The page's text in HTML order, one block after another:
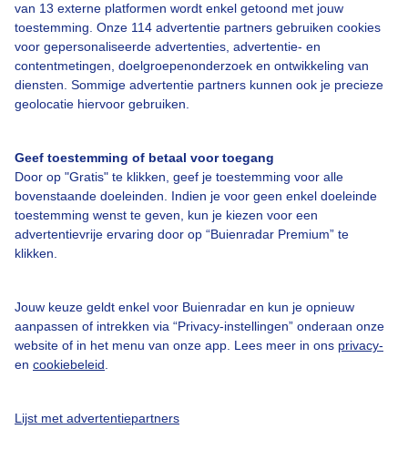
van 13 externe platformen wordt enkel getoond met jouw
toestemming. Onze 114 advertentie partners gebruiken cookies
voor gepersonaliseerde advertenties, advertentie- en
contentmetingen, doelgroepenonderzoek en ontwikkeling van
diensten. Sommige advertentie partners kunnen ook je precieze
geolocatie hiervoor gebruiken.
Geef toestemming of betaal voor toegang
Door op "Gratis" te klikken, geef je toestemming voor alle
bovenstaande doeleinden. Indien je voor geen enkel doeleinde
toestemming wenst te geven, kun je kiezen voor een
advertentievrije ervaring door op “Buienradar Premium” te
klikken.
Jouw keuze geldt enkel voor Buienradar en kun je opnieuw
aanpassen of intrekken via “Privacy-instellingen” onderaan onze
website of in het menu van onze app. Lees meer in ons privacy-
en cookiebeleid
Lijst met advertentiepartners
Over Buienradar
Bedrijfsgegevens
Contact
Toegankelijkheid
Gebruikersvoorwaarden
Adverteren
Privacy beleid
Cookie beleid